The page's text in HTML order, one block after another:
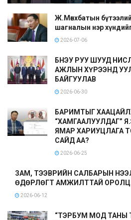
Ж.Мөнхбатын
шагналын нэр
2026-07-06
БНЭУ РУУ ШУУД
АЖЛЫН ХҮРЭЭНД
БАЙГУУЛАВ
2026-06-30
БАРИМТЫГ
“ХАМГААЛУУЛДАГ”
ЯМАР ХАРИУЦЛАГА
САЙД АА?
2026-06-25
ЗАМ, ТЭЭВРИЙН САЛБАРЫН
ӨДӨРЛӨГТ АМЖИЛТТАЙ
2026-06-12
“ТЭРБУМ МОД ТАНЫ